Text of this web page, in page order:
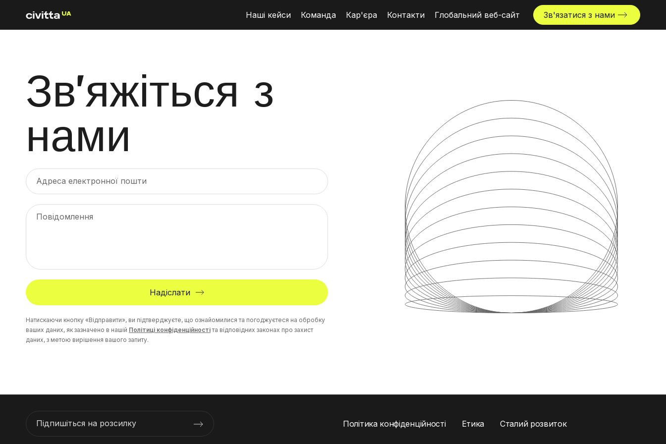
Наші кейси Команда Кар'єра Контакти Глобальний веб-сайт Зв'язатися з нами
Зв’яжіться з
нами
Адреса електронної пошти
Повідомлення
Надіслати
Натискаючи кнопку «Відправити», ви підтверджуєте, що ознайомилися та погоджуєтеся на обробку
ваших даних, як зазначено в нашій Політиці конфіденційностіта відповідних законах про захист
даних, з метою вирішення вашого запиту.
Підпишіться на розсилку Політика конфіденційності Етика Сталий розвиток